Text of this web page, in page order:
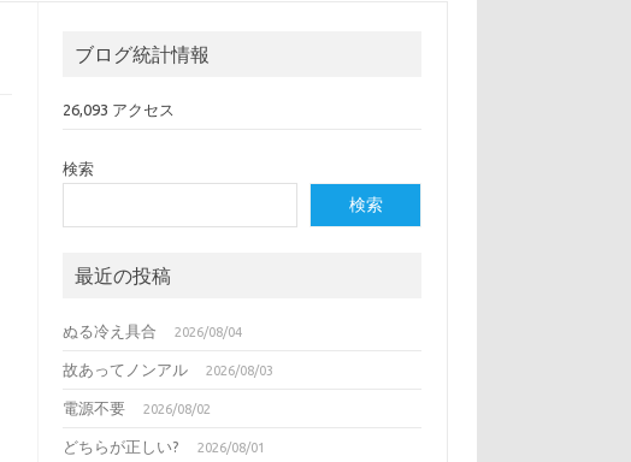
ブログ統計情報
26,093 アクセス
検索
検索
最近の投稿
ぬる冷え具合 2026/08/04
故あってノンアル 2026/08/03
電源不要 2026/08/02
どちらが正しい? 2026/08/01